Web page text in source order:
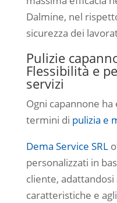
Dalmine, nel
sicurezza dei
Pulizie
Flessibilità e
servizi
Ogni capannone
termini di pulizia e
Dema Service SRL
personalizzati in
cliente,
caratteristiche e